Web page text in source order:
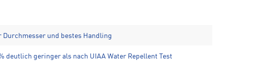
Durchmesser und bestes Handling
deutlich geringer als nach UIAA Water Repellent Test